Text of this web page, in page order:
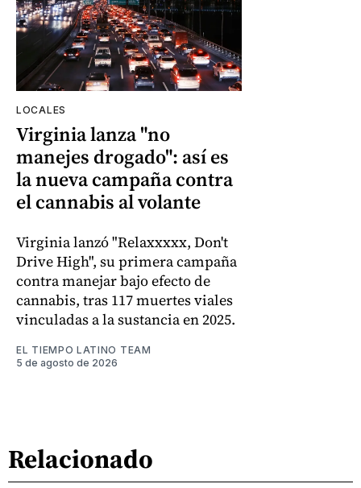
LOCALES
Virginia lanza "no
manejes drogado": así es
la nueva campaña contra
el cannabis al volante
Virginia lanzó "Relaxxxxx, Don't
Drive High", su primera campaña
contra manejar bajo efecto de
cannabis, tras 117 muertes viales
vinculadas a la sustancia en 2025.
EL TIEMPO LATINO TEAM
5 de agosto de 2026
Relacionado